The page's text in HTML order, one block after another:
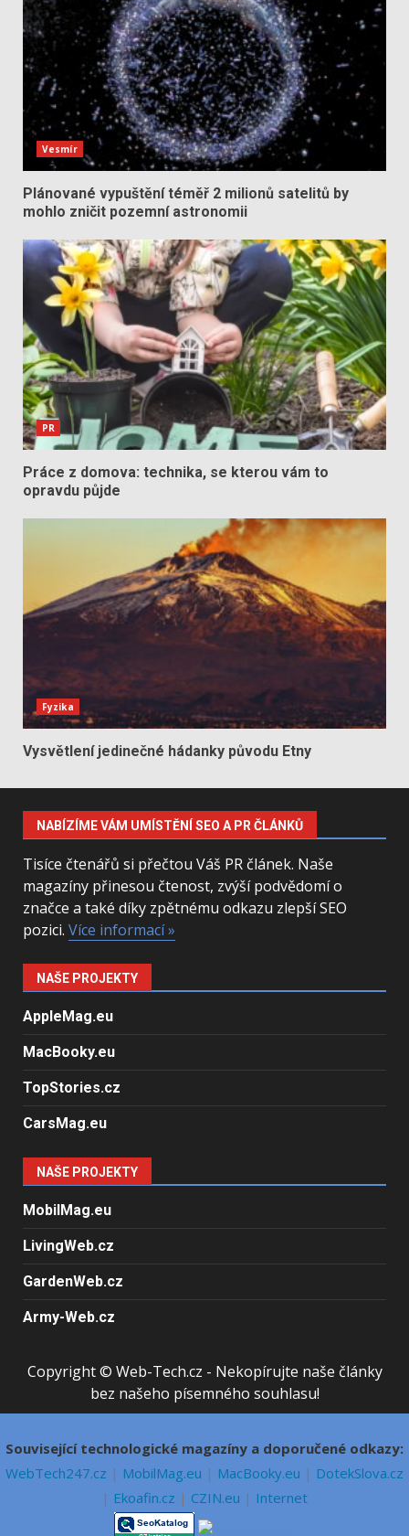
Vesmír
Plánované vypuštění téměř 2 milionů satelitů by
mohlo zničit pozemní astronomii
PR
Práce z domova: technika, se kterou vám to
opravdu půjde
Fyzika
Vysvětlení jedinečné hádanky původu Etny
NABÍZÍME VÁM UMÍSTĚNÍ SEO A PR ČLÁNKŮ
Tisíce čtenářů si přečtou Váš PR článek. Naše
magazíny přinesou čtenost, zvýší podvědomí o
značce a také díky zpětnému odkazu zlepší SEO
pozici. Více informací »
NAŠE PROJEKTY
AppleMag.eu
MacBooky.eu
TopStories.cz
CarsMag.eu
NAŠE PROJEKTY
MobilMag.eu
LivingWeb.cz
GardenWeb.cz
Army-Web.cz
Copyright © Web-Tech.cz - Nekopírujte naše články
bez našeho písemného souhlasu!
Související technologické magazíny a doporučené odkazy:
WebTech247.cz | MobilMag.eu | MacBooky.eu | DotekSlova.cz
| Ekoafin.cz | CZIN.eu | Internet